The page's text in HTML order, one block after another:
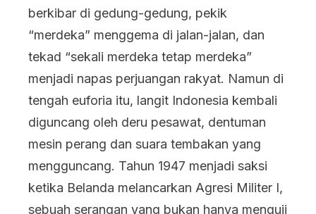
berkibar di gedung-gedung, pekik
“merdeka” menggema di jalan-jalan, dan
tekad “sekali merdeka tetap merdeka”
menjadi napas perjuangan rakyat. Namun di
tengah euforia itu, langit Indonesia kembali
diguncang oleh deru pesawat, dentuman
mesin perang dan suara tembakan yang
mengguncang. Tahun 1947 menjadi saksi
ketika Belanda melancarkan Agresi Militer I,
sebuah serangan yang bukan hanya menguji